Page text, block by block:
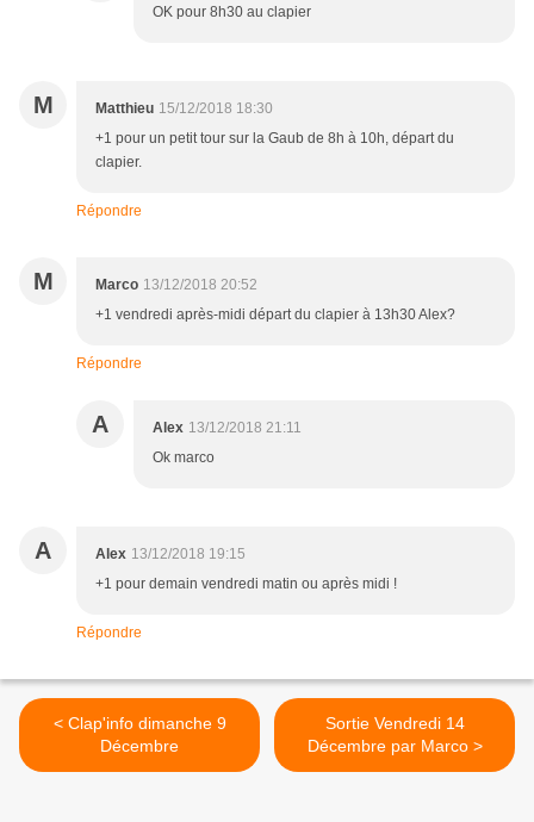
OK pour 8h30 au clapier
M Matthieu 15/12/2018 18:30
+1 pour un petit tour sur la Gaub de 8h à 10h, départ du
clapier.
Répondre
M Marco 13/12/2018 20:52
+1 vendredi après-midi départ du clapier à 13h30 Alex?
Répondre
A Alex 13/12/2018 21:11
Ok marco
A Alex 13/12/2018 19:15
+1 pour demain vendredi matin ou après midi !
Répondre
< Clap'info dimanche 9
Décembre
Sortie Vendredi 14
Décembre par Marco >